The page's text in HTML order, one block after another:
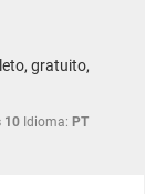
gratuito,
10 Idioma: PT